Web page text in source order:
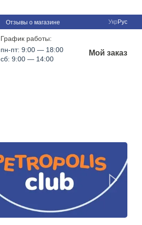
Отзывы о магазине Укр Рус
График работы:
пн-пт: 9:00 — 18:00
сб: 9:00 — 14:00
Мой заказ